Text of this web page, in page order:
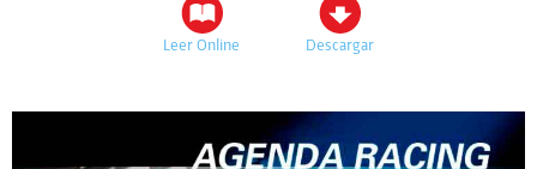
Leer Online Descargar